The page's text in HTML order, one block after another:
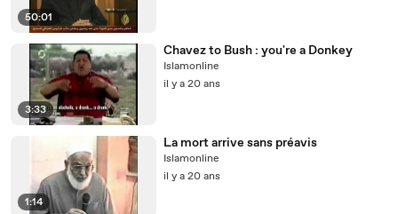
50:01
3:33
Chavez to Bush : you're a Donkey
Islamonline
il y a 20 ans
1:14
La mort arrive sans préavis
Islamonline
il y a 20 ans